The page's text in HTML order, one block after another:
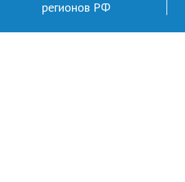
регионов РФ